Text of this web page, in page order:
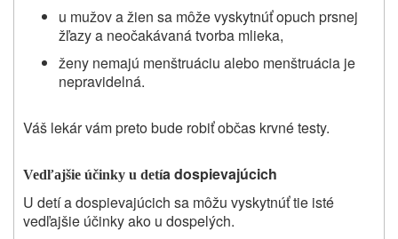
u mužov a žien sa môže vyskytnúť opuch prsnej
žľazy a neočakávaná tvorba mlieka,
ženy nemajú menštruáciu alebo menštruácia je
nepravidelná.
Váš lekár vám preto bude robiť občas krvné testy.
Vedľajšie účinky u detía dospievajúcich
U detí a dospievajúcich sa môžu vyskytnúť tie isté
vedľajšie účinky ako u dospelých.